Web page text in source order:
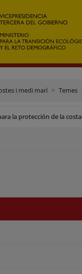
i medi marí Temes
la protección de la costa